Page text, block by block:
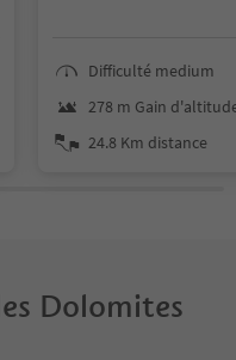
about 170 m. The
around 290 m. This
suitable for touring
trekking bikes, city
mountain bikes and
late April during the
season.
Difficulté medium
278 m Gain
24.8 Km distance
Dolomites